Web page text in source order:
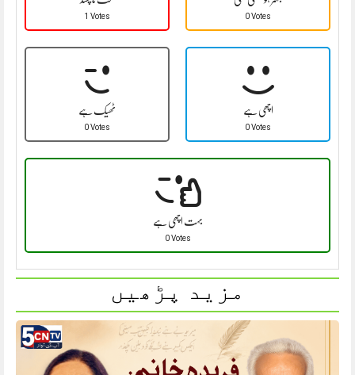
1 Votes 0 Votes
ٹھیک ہے
0 Votes
اچھی ہے
0 Votes
بہت اچھی ہے
0 Votes
مزید پڑھیں